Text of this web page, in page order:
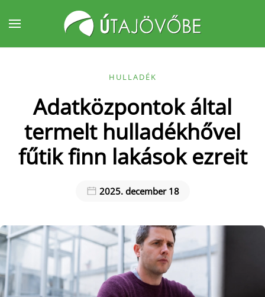
Fő tartalom átugrása
HULLADÉK
Adatközpontok által
termelt hulladékhővel
fűtik finn lakások ezreit
2025. december 18